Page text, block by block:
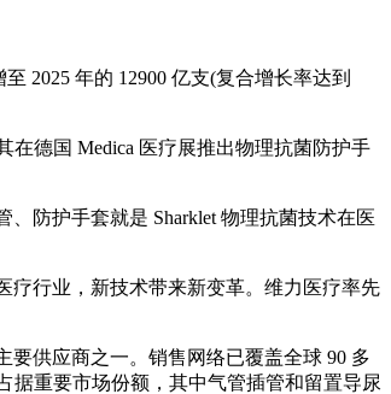
2025 年的 12900 亿支(复合增长率达到
德国 Medica 医疗展推出物理抗菌防护手
防护手套就是 Sharklet 物理抗菌技术在医
行业，新技术带来新变革。维力医疗率先
供应商之一。销售网络已覆盖全球 90 多
据重要市场份额，其中气管插管和留置导尿